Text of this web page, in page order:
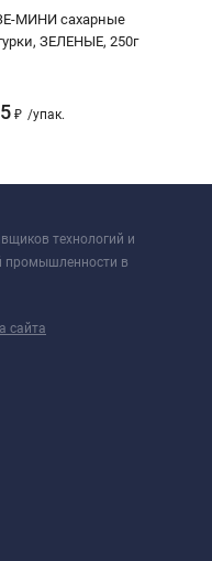
МИНИ сахарные
ЗЕЛЕНЫЕ, 250г
₽ /упак.
технологий и
промышленности в
сайта